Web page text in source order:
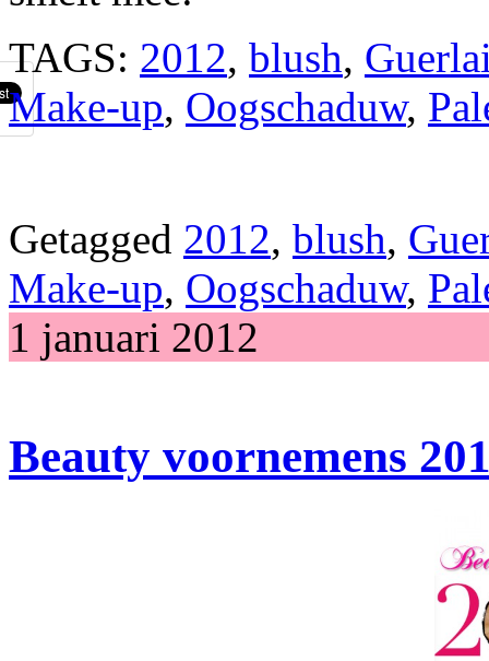
TAGS: 2012, blush,
Make-up, Oogschaduw,
Getagged 2012, blush,
Make-up, Oogschaduw,
1 januari 2012
Beauty voornemens